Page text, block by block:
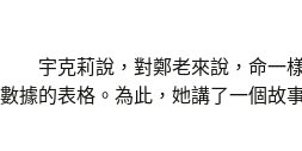
宇克莉說，對鄭老來說，命一
數據的表格。為此，她講了一個故